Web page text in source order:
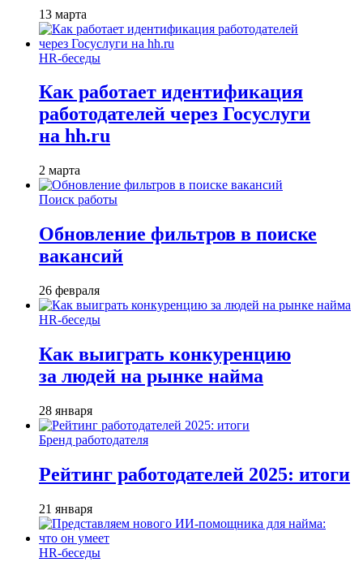
13 марта
HR-беседы
Как работает идентификация
работодателей через Госуслуги
на hh.ru
2 марта
Поиск работы
Обновление фильтров в поиске
вакансий
26 февраля
HR-беседы
Как выиграть конкуренцию
за людей на рынке найма
28 января
Бренд работодателя
Рейтинг работодателей 2025: итоги
21 января
HR-беседы